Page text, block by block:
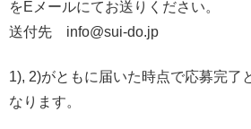
をEメールにてお送りください。
送付先 info@sui-do.jp
1), 2)がともに届いた時点で応募完了
なります。